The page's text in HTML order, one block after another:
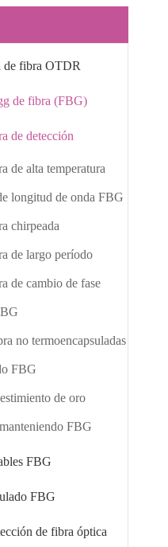
de fibra OTDR
de fibra (FBG)
de detección
de alta temperatura
longitud de onda FBG
chirpeada
de largo período
de cambio de fase
no termoencapsuladas
FBG
de oro
FBG
FBG
FBG
de fibra óptica